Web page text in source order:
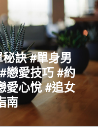
訣 #單身男
戀愛技巧 #約
愛心悅 #追女
南